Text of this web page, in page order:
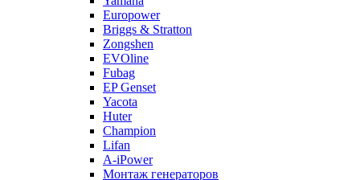
Europower
Briggs & Stratton
Zongshen
EVOline
Fubag
EP Genset
Yacota
Huter
Champion
Lifan
A-iPower
Монтаж генераторов